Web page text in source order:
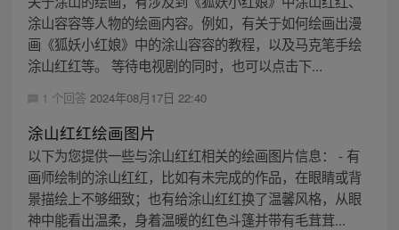
涂山容容等人物的绘画内容。例如，有关于如何绘画出漫
画《狐妖小红娘》中的涂山容容的教程，以及马克笔手绘
涂山红红等。 等待电视剧的同时，也可以点击下...
1 个回答 2024年08月17日 22:40
涂山红红绘画图片
以下为您提供一些与涂山红红相关的绘画图片信息： - 有
画师绘制的涂山红红，比如有未完成的作品，在眼睛或背
景描绘上不够细致；也有给涂山红红换了温馨风格，从眼
神中能看出温柔，身着温暖的红色斗篷并带有毛茸茸...